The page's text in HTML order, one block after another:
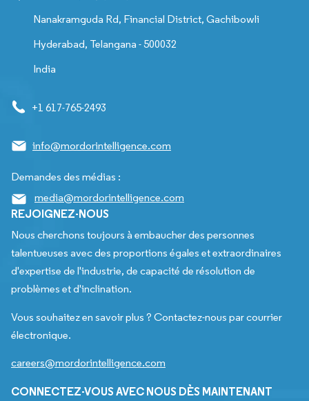
Nanakramguda Rd, Financial District, Gachibowli
Hyderabad, Telangana - 500032
India
+1 617-765-2493
info@mordorintelligence.com
Demandes des médias :
media@mordorintelligence.com
REJOIGNEZ-NOUS
Nous cherchons toujours à embaucher des personnes
talentueuses avec des proportions égales et extraordinaires
d'expertise de l'industrie, de capacité de résolution de
problèmes et d'inclination.
Vous souhaitez en savoir plus ? Contactez-nous par courrier
électronique.
careers@mordorintelligence.com
CONNECTEZ-VOUS AVEC NOUS DÈS MAINTENANT